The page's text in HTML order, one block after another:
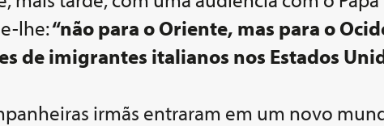
lhe:“não para o Oriente, mas para o
de imigrantes italianos nos Estados
irmãs entraram em um novo